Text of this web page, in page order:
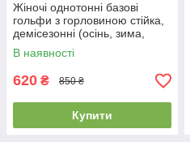
Жіночі однотонні базові
гольфи з горловиною стійка,
демісезонні (осінь, зима,
весна) - колір хакі
В наявності
620 ₴ 850 ₴
Купити